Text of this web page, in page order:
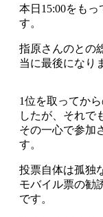
本日15:00をも
す。
指原さんのとの
当に最後になり
1位を取ってか
したが、それで
その一心で参加
す。
投票自体は孤独
モバイル票の勧
です。